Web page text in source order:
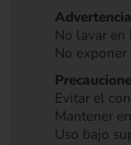
No lavar en
No
Evitar el
Mantener
Uso bajo